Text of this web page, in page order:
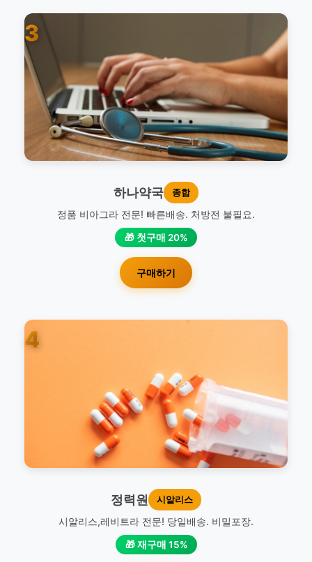
3
하나약국 종합
정품 비아그라 전문! 빠른배송. 처방전 불필요.
🎁 첫구매 20%
구매하기
4
정력원 시알리스
시알리스,레비트라 전문! 당일배송. 비밀포장.
🎁 재구매 15%